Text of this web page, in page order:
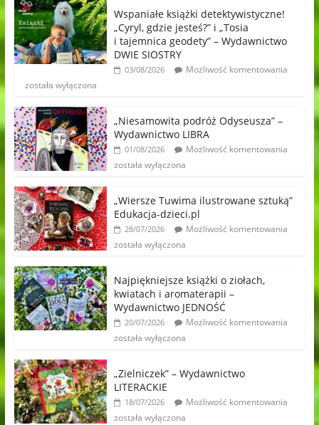
Wspaniałe książki detektywistyczne!
„Cyryl, gdzie jesteś?” i „Tosia
i tajemnica geodety” – Wydawnictwo
DWIE SIOSTRY
03/08/2026
Możliwość komentowania
została wyłączona
„Niesamowita podróż Odyseusza” –
Wydawnictwo LIBRA
01/08/2026
Możliwość komentowania
została wyłączona
„Wiersze Tuwima ilustrowane sztuką”
Edukacja-dzieci.pl
28/07/2026
Możliwość komentowania
została wyłączona
Najpiękniejsze książki o ziołach,
kwiatach i aromaterapii –
Wydawnictwo JEDNOŚĆ
20/07/2026
Możliwość komentowania
została wyłączona
„Zielniczek” – Wydawnictwo
LITERACKIE
18/07/2026
Możliwość komentowania
została wyłączona